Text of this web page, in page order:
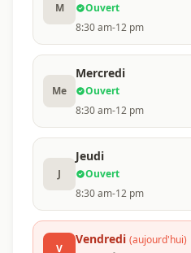
M
Ouvert
8:30 am-12 pm
Me
Mercredi
Ouvert
8:30 am-12 pm
J
Jeudi
Ouvert
8:30 am-12 pm
V
Vendredi (aujourd'hui)